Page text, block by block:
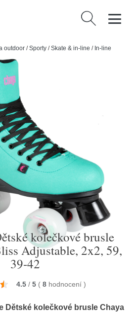
Vyhledávání
outdoor /Sporty /Skate & in-line / In-line
kolečkové brusle Chaya Quad Bliss
kolečkové brusle
Adjustable, 2x2, 59,
39-42
4.5 / 5 ( 8 hodnocení )
Dětské kolečkové brusle Chaya